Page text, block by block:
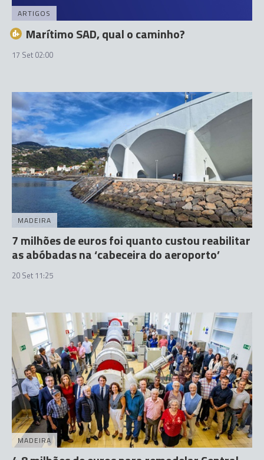
ARTIGOS
Marítimo SAD, qual o caminho?
17 Set 02:00
MADEIRA
7 milhões de euros foi quanto custou reabilitar
as abóbadas na ‘cabeceira do aeroporto’
20 Set 11:25
MADEIRA